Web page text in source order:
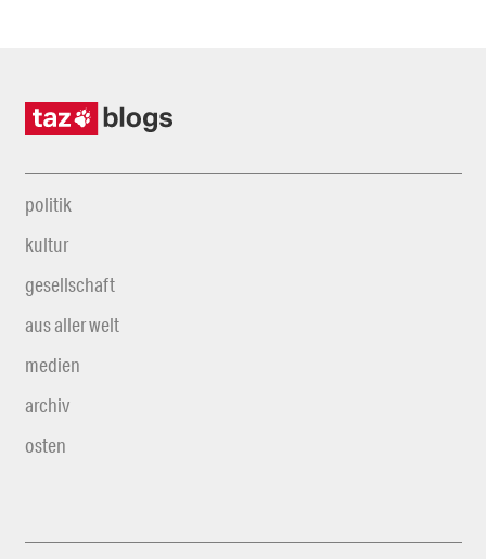
politik
kultur
gesellschaft
aus aller welt
medien
archiv
osten